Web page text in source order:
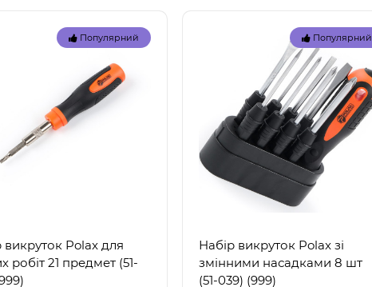
Популярний
викруток Polax для
робіт 21 предмет (51-
Популярний
Набір викруток Polax зі
змінними насадками 8 шт
(51-039) (999)